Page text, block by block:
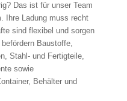
Das ist für unser Team
Ihre Ladung muss recht
sind flexibel und sorgen
Baustoffe,
Stahl- und Fertigteile,
sowie
Behälter und